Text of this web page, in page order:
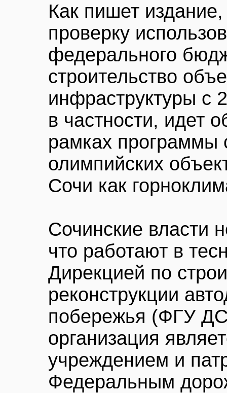
Как пишет
проверку
федерального
строительство
инфраструктуры с
в частности, идет
рамках программы
олимпийских
Сочи как
Сочинские власти
что работают в
Дирекцией по
реконструкции
побережья (ФГУ
организация
учреждением и
Федеральным